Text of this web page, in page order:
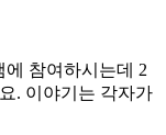
에 참여하시는데 2
. 이야기는 각자가